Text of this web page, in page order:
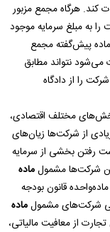
کند. هرگاه مجمع مزبور
به مبلغ سرمایه موجود
پیش‌گفته مجمع
نتواند مطابق
را از دادگاه
مختلف اقتصادی،
از شرکت‌ها زیان‌های
رفتن بخشی از سرمایه
شرکت‌ها مشمولماده
می‌شوند، به‌موجب بند (ز) تبصره ۱۰ ماده‌واحده قانون بودجه
ماده
از معافیت مالیاتی،